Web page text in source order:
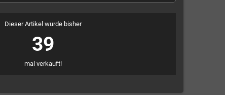
Dieser Artikel wurde bisher
39
mal verkauft!